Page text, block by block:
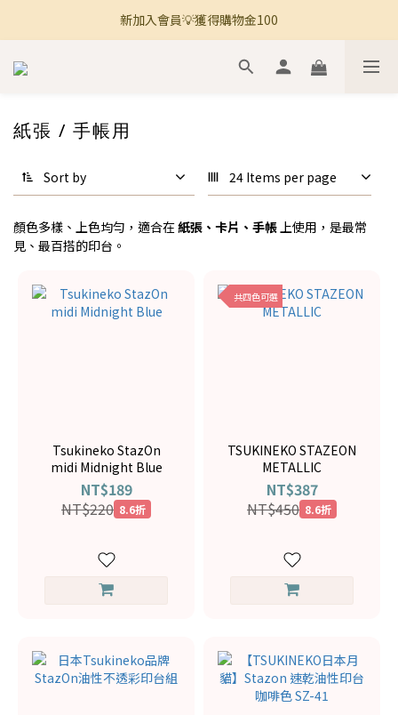
🚚 全館滿800免運 🚚
新加入會員💡獲得購物金100
🚚 全館滿800免運 🚚
紙張 / 手帳用
Sort by 24 Items per page
顏色多樣、上色均勻，適合在紙張、卡片、手帳上使用，是最常
見、最百搭的印台。
Tsukineko StazOn
midi Midnight Blue
NT$189
NT$220 8.6折
共四色可選
TSUKINEKO STAZEON
METALLIC
NT$387
NT$450 8.6折